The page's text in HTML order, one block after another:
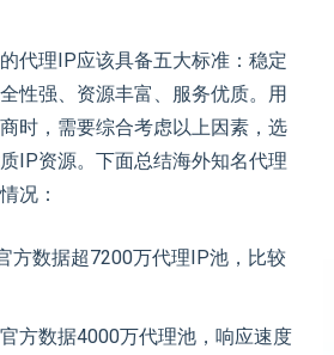
代理IP应该具备五大标准：稳定
性强、资源丰富、服务优质。用
时，需要综合考虑以上因素，选
IP资源。下面总结海外知名代理
况：
方数据超7200万代理IP池，比较
方数据4000万代理池，响应速度